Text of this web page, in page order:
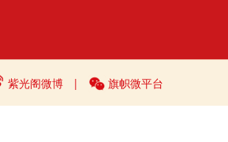
紫光阁微博 | 旗帜微平台